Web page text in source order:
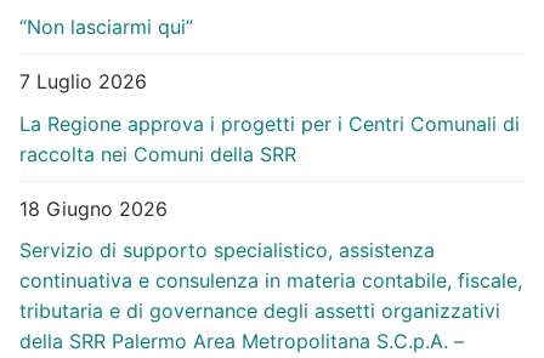
“Non lasciarmi qui”
7 Luglio 2026
La Regione approva i progetti per i Centri Comunali di
raccolta nei Comuni della SRR
18 Giugno 2026
Servizio di supporto specialistico, assistenza
continuativa e consulenza in materia contabile, fiscale,
tributaria e di governance degli assetti organizzativi
della SRR Palermo Area Metropolitana S.C.p.A. –